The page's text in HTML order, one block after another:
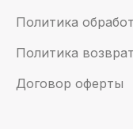
Политика
Политика
Договор оферты